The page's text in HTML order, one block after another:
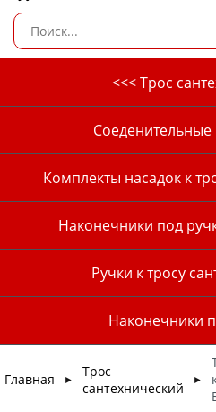
<<< Трос
Комплекты насадок к
Наконечники под
Ручки к тросу
Наконечники
Главная ►
Трос
сантехнический
►